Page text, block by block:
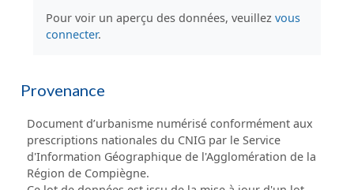
Pour voir un aperçu des données, veuillez vous
connecter.
Provenance
Document d’urbanisme numérisé conformément aux
prescriptions nationales du CNIG par le Service
d'Information Géographique de l'Agglomération de la
Région de Compiègne.